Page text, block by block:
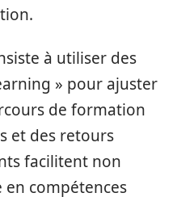
à utiliser des
» pour ajuster
de formation
et des retours
facilitent non
compétences